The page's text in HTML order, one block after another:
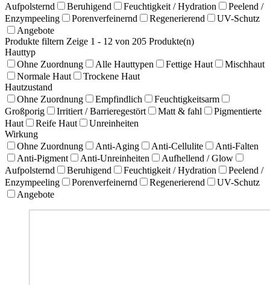
Aufpolsternd
Beruhigend Feuchtigkeit / Hydration
Peelend /
Enzympeeling
Porenverfeinernd Regenerierend
UV-Schutz
Angebote
Produkte filtern Zeige 1 - 12 von 205 Produkte(n)
Hauttyp
Ohne Zuordnung
Alle Hauttypen Fettige Haut
Mischhaut
Normale Haut
Trockene Haut
Hautzustand
Ohne Zuordnung
Empfindlich
Feuchtigkeitsarm
Großporig
Irritiert / Barrieregestört Matt & fahl
Pigmentierte
Haut
Reife Haut
Unreinheiten
Wirkung
Ohne Zuordnung
Anti-Aging Anti-Cellulite
Anti-Falten
Anti-Pigment
Anti-Unreinheiten
Aufhellend / Glow
Aufpolsternd
Beruhigend Feuchtigkeit / Hydration
Peelend /
Enzympeeling
Porenverfeinernd Regenerierend
UV-Schutz
Angebote